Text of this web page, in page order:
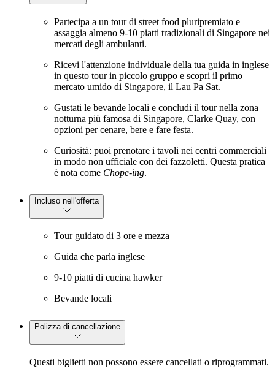
Partecipa a un tour di street food pluripremiato e
assaggia almeno 9-10 piatti tradizionali di Singapore nei
mercati degli ambulanti.
Ricevi l'attenzione individuale della tua guida in inglese
in questo tour in piccolo gruppo e scopri il primo
mercato umido di Singapore, il Lau Pa Sat.
Gustati le bevande locali e concludi il tour nella zona
notturna più famosa di Singapore, Clarke Quay, con
opzioni per cenare, bere e fare festa.
Curiosità: puoi prenotare i tavoli nei centri commerciali
in modo non ufficiale con dei fazzoletti. Questa pratica
è nota come Chope-ing.
Incluso nell'offerta
Tour guidato di 3 ore e mezza
Guida che parla inglese
9-10 piatti di cucina hawker
Bevande locali
Polizza di cancellazione
Questi biglietti non possono essere cancellati o riprogrammati.